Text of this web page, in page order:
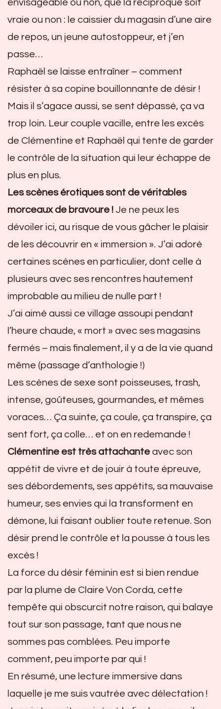
envisageable ou non, que la réciproque soit
vraie ou non : le caissier du magasin d’une aire
de repos, un jeune autostoppeur, et j’en
passe…
Raphaël se laisse entraîner – comment
résister à sa copine bouillonnante de désir !
Mais il s’agace aussi, se sent dépassé, ça va
trop loin. Leur couple vacille, entre les excès
de Clémentine et Raphaël qui tente de garder
le contrôle de la situation qui leur échappe de
plus en plus.
Les scènes érotiques sont de véritables
morceaux de bravoure ! Je ne peux les
dévoiler ici, au risque de vous gâcher le plaisir
de les découvrir en « immersion ». J’ai adoré
certaines scènes en particulier, dont celle à
plusieurs avec ses rencontres hautement
improbable au milieu de nulle part !
J’ai aimé aussi ce village assoupi pendant
l’heure chaude, « mort » avec ses magasins
fermés – mais finalement, il y a de la vie quand
même (passage d’anthologie !)
Les scènes de sexe sont poisseuses, trash,
intense, goûteuses, gourmandes, et mêmes
voraces… Ça suinte, ça coule, ça transpire, ça
sent fort, ça colle… et on en redemande !
Clémentine est très attachante avec son
appétit de vivre et de jouir à toute épreuve,
ses débordements, ses appétits, sa mauvaise
humeur, ses envies qui la transforment en
démone, lui faisant oublier toute retenue. Son
désir prend le contrôle et la pousse à tous les
excès !
La force du désir féminin est si bien rendue
par la plume de Claire Von Corda, cette
tempête qui obscurcit notre raison, qui balaye
tout sur son passage, tant que nous ne
sommes pas comblées. Peu importe
comment, peu importe par qui !
En résumé, une lecture immersive dans
laquelle je me suis vautrée avec délectation !